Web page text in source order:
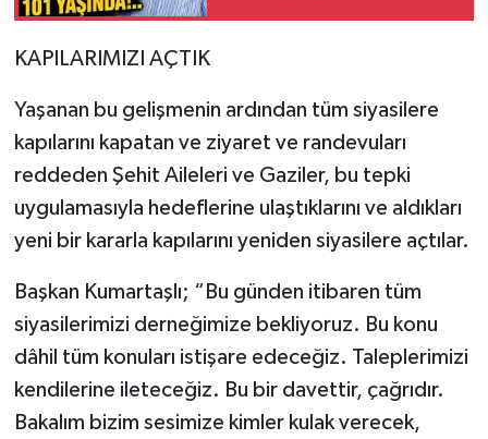
KAPILARIMIZI AÇTIK
Yaşanan bu gelişmenin ardından tüm siyasilere
kapılarını kapatan ve ziyaret ve randevuları
reddeden Şehit Aileleri ve Gaziler, bu tepki
uygulamasıyla hedeflerine ulaştıklarını ve aldıkları
yeni bir kararla kapılarını yeniden siyasilere açtılar.
Başkan Kumartaşlı; “Bu günden itibaren tüm
siyasilerimizi derneğimize bekliyoruz. Bu konu
dâhil tüm konuları istişare edeceğiz. Taleplerimizi
kendilerine ileteceğiz. Bu bir davettir, çağrıdır.
Bakalım bizim sesimize kimler kulak verecek,